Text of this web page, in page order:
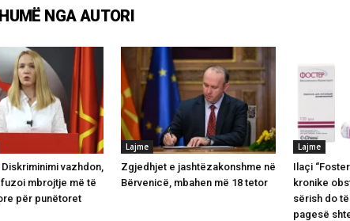
NGA AUTORI
vazhdon,
mbrojtje më të
për punëtoret
Lajme
Zgjedhjet e jashtëzakonshme në
Bërvenicë, mbahen më 18 tetor
Lajme
Ilaçi
kronike
sërish do
pagesë